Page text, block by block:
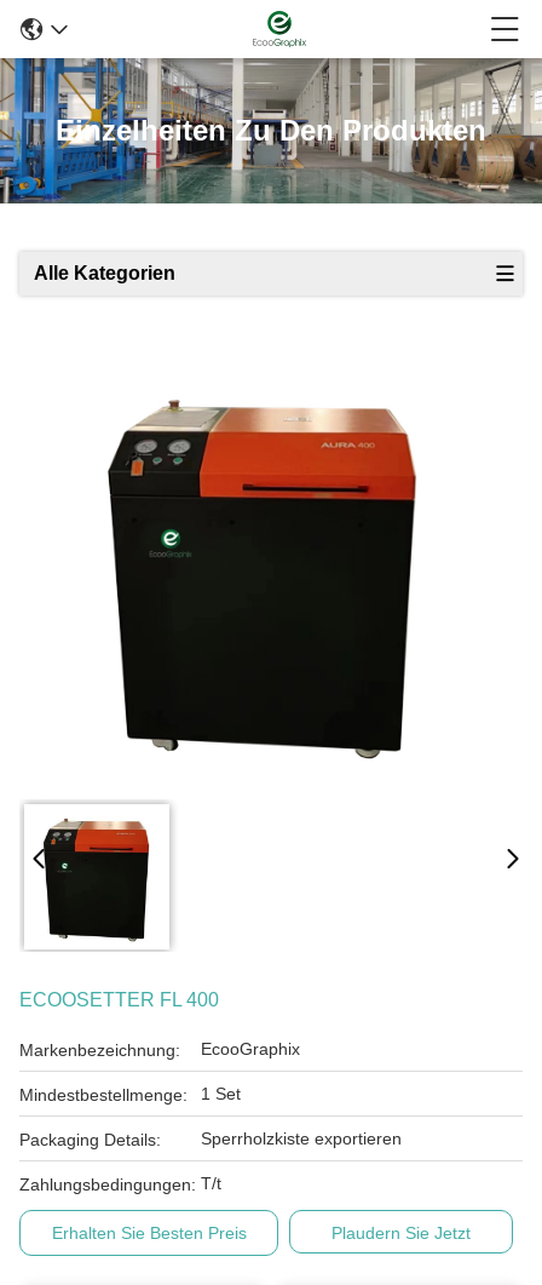
Einzelheiten Zu Den Produkten
Alle Kategorien
ECOOSETTER FL 400
Markenbezeichnung: EcooGraphix
Mindestbestellmenge: 1 Set
Packaging Details: Sperrholzkiste exportieren
Zahlungsbedingungen: T/t
Erhalten Sie Besten Preis Plaudern Sie Jetzt